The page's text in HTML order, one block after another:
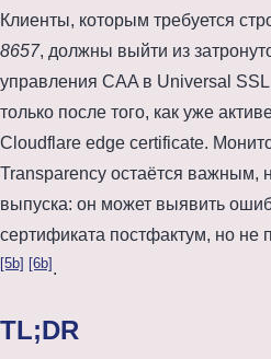
Клиенты, которым требуется
8657, должны выйти из
управления CAA в Universal
только после того, как уже
Cloudflare edge certificate.
Transparency остаётся важным,
выпуска: он может выявить
сертификата постфактум, но не
[5b] [6b] .
TL;DR